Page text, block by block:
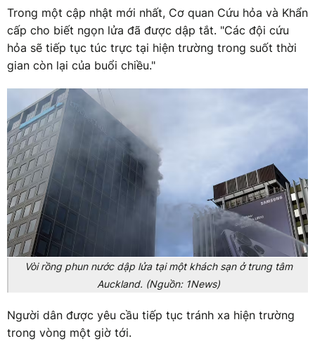
Trong một cập nhật mới nhất, Cơ quan Cứu hỏa và Khẩn
cấp cho biết ngọn lửa đã được dập tắt. "Các đội cứu
hỏa sẽ tiếp tục túc trực tại hiện trường trong suốt thời
gian còn lại của buổi chiều."
Vòi rồng phun nước dập lửa tại một khách sạn ở trung tâm
Auckland. (Nguồn: 1News)
Người dân được yêu cầu tiếp tục tránh xa hiện trường
trong vòng một giờ tới.